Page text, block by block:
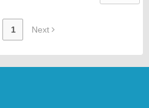
1 Next